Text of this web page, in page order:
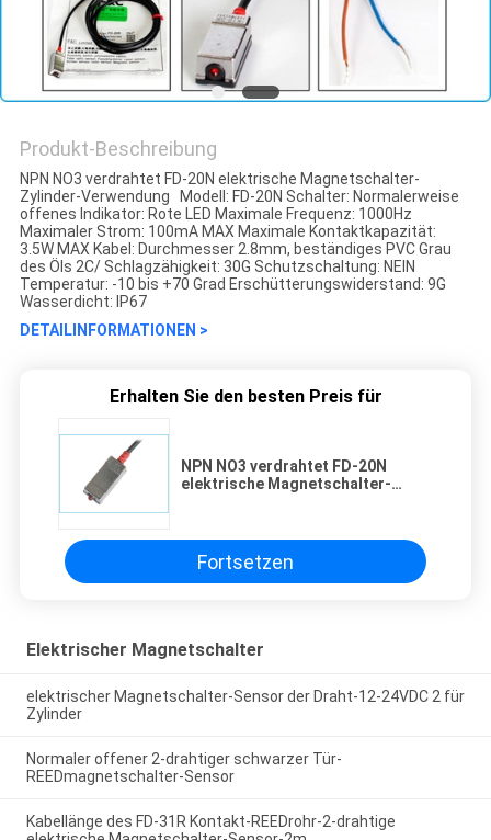
Produkt-Beschreibung
NPN NO3 verdrahtet FD-20N elektrische Magnetschalter-
Zylinder-Verwendung Modell: FD-20N Schalter: Normalerweise
offenes Indikator: Rote LED Maximale Frequenz: 1000Hz
Maximaler Strom: 100mA MAX Maximale Kontaktkapazität:
3.5W MAX Kabel: Durchmesser 2.8mm, beständiges PVC Grau
des Öls 2C/ Schlagzähigkeit: 30G Schutzschaltung: NEIN
Temperatur: -10 bis +70 Grad Erschütterungswiderstand: 9G
Wasserdicht: IP67
DETAILINFORMATIONEN >
Erhalten Sie den besten Preis für
NPN NO3 verdrahtet FD-20N
elektrische Magnetschalter-
Fortsetzen
Elektrischer Magnetschalter
elektrischer Magnetschalter-Sensor der Draht-12-24VDC 2 für
Zylinder
Normaler offener 2-drahtiger schwarzer Tür-
REEDmagnetschalter-Sensor
Kabellänge des FD-31R Kontakt-REEDrohr-2-drahtige